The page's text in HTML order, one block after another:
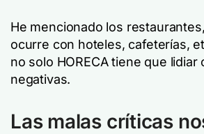
He mencionado los
ocurre con hoteles, cafeterías,
no solo HORECA tiene que lidiar
negativas.
Las malas críticas